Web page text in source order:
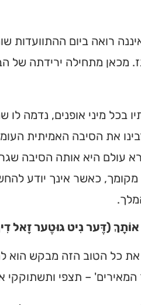
רואה ביום ההתוועדות
מכאן מתחילה ירידתה
בכל מיני אופנים, נדמה
את הסיבה האמיתית
עולם היא אותה הסיבה
כאשר אינך יודע
(דֶּער נִיט גוּטֶער זָאל
כל הטוב הזה מבקש הוא
– תצפי ותשתוקקי